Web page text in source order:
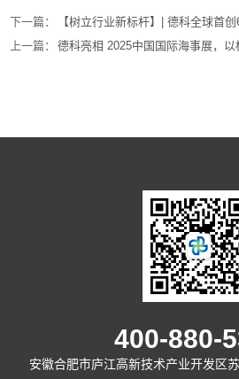
下一篇：
【树立行业新标杆】| 德科全球首
上一篇：
德科亮相 2025中国国际海事展，以
400-880-
安徽合肥市庐江高新技术产业开发区